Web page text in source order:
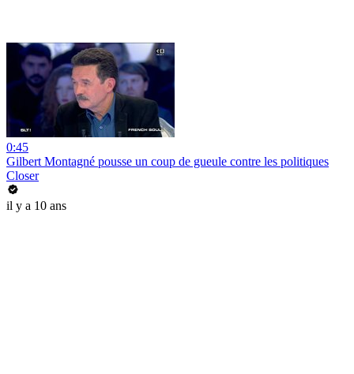
0:45
Gilbert Montagné pousse un coup de gueule contre les politiques
Closer
il y a 10 ans